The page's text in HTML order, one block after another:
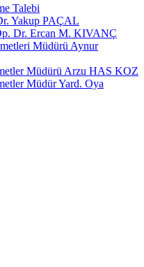
Talebi
Yakup PAÇAL
Dr. Ercan M. KIVANÇ
Müdürü Aynur
Müdürü Arzu HAS KOZ
Müdür Yard. Oya